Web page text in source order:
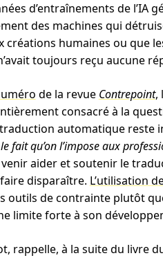
d’entraînements de l’IA
des machines qui
créations humaines ou que
toujours reçu aucune
de la revue Contrepoint,
consacré à la
automatique reste
fait qu’on l’impose aux
aider et soutenir le
disparaître. L’utilisation
outils de contrainte plutôt
limite forte à son
rappelle, à la suite du livre